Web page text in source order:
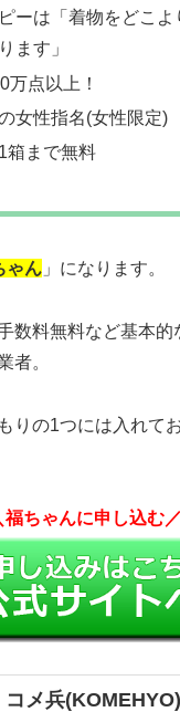
ーは「着物をどこよ
ます」
万点以上！
女性指名(女性限定)
箱まで無料
ゃん 」になります。
数料無料など基本的
者。
りの1つには入れて
福ちゃんに申し込む／
コメ兵(KOMEHYO)